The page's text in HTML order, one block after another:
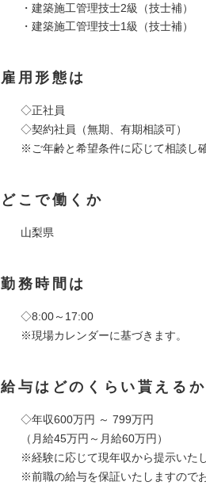
・建築施工管理技士2級（技士補）
・建築施工管理技士1級（技士補）
雇用形態は
◇正社員
◇契約社員（無期、有期相談可）
※ご年齢と希望条件に応じて相談し
どこで働くか
山梨県
勤務時間は
◇8:00～17:00
※現場カレンダーに基づきます。
給与はどのくらい貰えるか
◇年収600万円 ～ 799万円
（月給45万円～月給60万円）
※経験に応じて現年収から提示いたし
※前職の給与を保証いたしますので